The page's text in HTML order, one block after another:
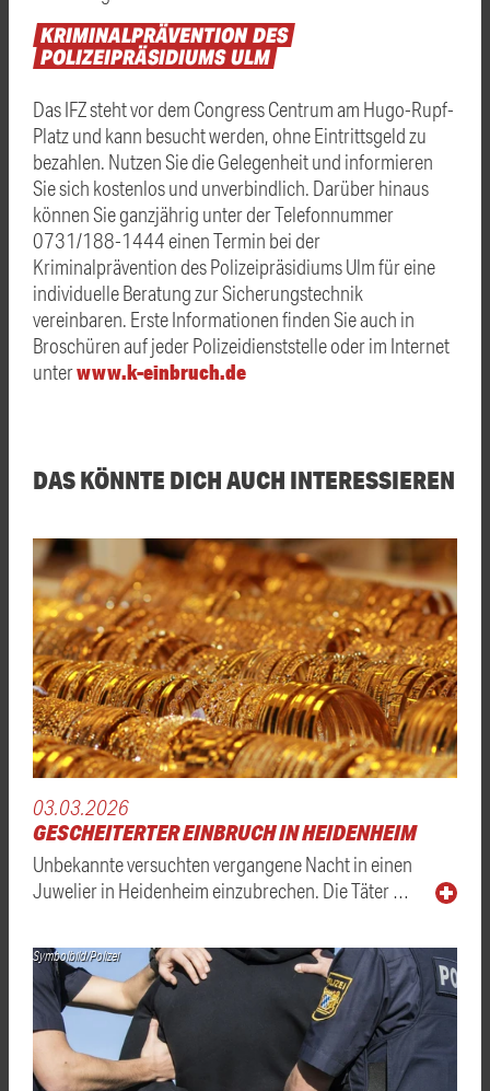
KRIMINALPRÄVENTIONDES
POLIZEIPRÄSIDIUMSULM
Das IFZ steht vor dem Congress Centrum am Hugo-Rupf-
Platz und kann besucht werden, ohne Eintrittsgeld zu
bezahlen. Nutzen Sie die Gelegenheit und informieren
Sie sich kostenlos und unverbindlich. Darüber hinaus
können Sie ganzjährig unter der Telefonnummer
0731/188-1444 einen Termin bei der
Kriminalprävention des Polizeipräsidiums Ulm für eine
individuelle Beratung zur Sicherungstechnik
vereinbaren. Erste Informationen finden Sie auch in
Broschüren auf jeder Polizeidienststelle oder im Internet
unterwww.k-einbruch.de
DAS KÖNNTE DICH AUCH INTERESSIEREN
03.03.2026
GESCHEITERTER EINBRUCH IN HEIDENHEIM
Unbekannte versuchten vergangene Nacht in einen
Juwelier in Heidenheim einzubrechen. Die Täter …
Symbolbild/Polizei